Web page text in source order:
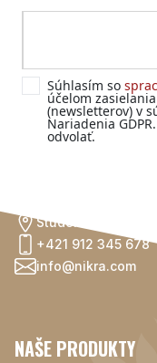
Súhlasím so
účelom
(newsletterov) v
Nariadenia
odvolať.
NAŠE PRODUKTY
Studentská 1
+421 912 345 678
info@nikra.com